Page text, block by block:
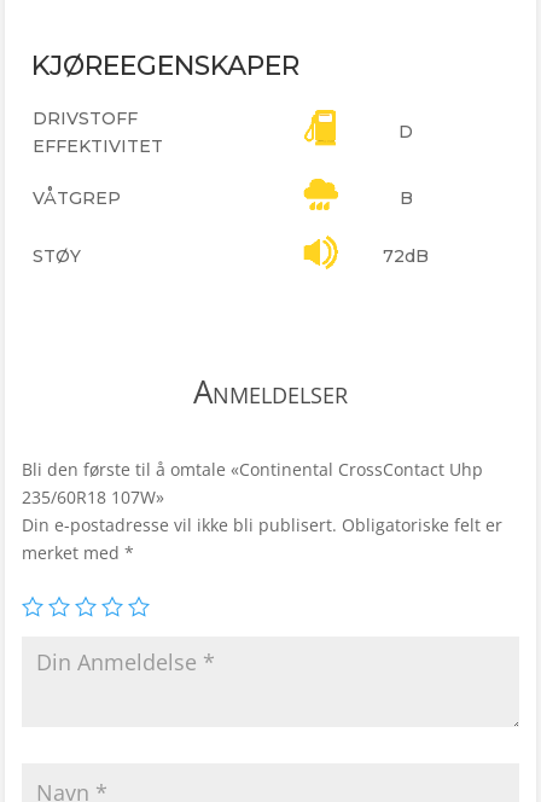
KJØREEGENSKAPER
DRIVSTOFF
EFFEKTIVITET
D
VÅTGREP B
STØY 72dB
Anmeldelser
Bli den første til å omtale «Continental CrossContact Uhp
235/60R18 107W»
Din e-postadresse vil ikke bli publisert. Obligatoriske felt er
merket med *